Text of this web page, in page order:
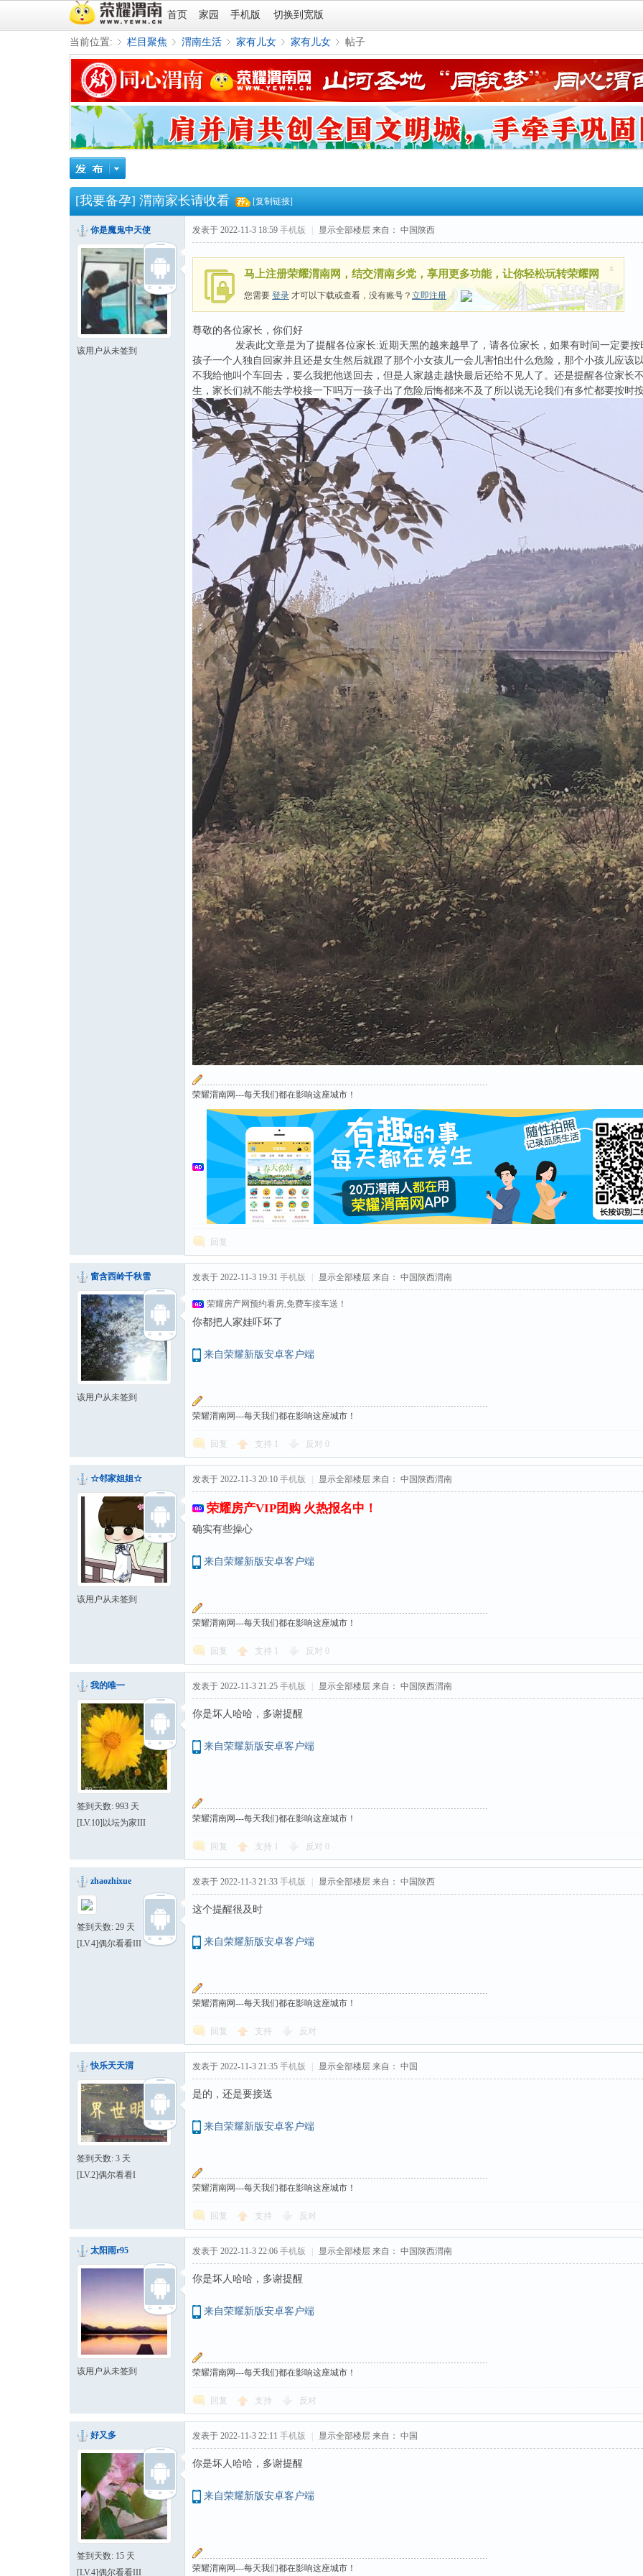
首页 家园 手机版 切换到宽版
当前位置:
»
栏目聚焦
›
渭南生活
›
家有儿女
›
家有儿女
›
帖子
[我要备孕] 渭南家长请收看 [复制链接]
你是魔鬼中天使
该用户从未签到
发表于 2022-11-3 18:59 手机版 显示全部楼层 来自： 中国陕西
马上注册荣耀渭南网，结交渭南乡党，享用更多功能，让你轻松玩转荣耀网
您需要 登录 才可以下载或查看，没有账号？ 立即注册 |
x
尊敬的各位家长，你们好
发表此文章是为了提醒各位家长:近期天黑的越来越早了，请各位家长，如果有时间一定要按
孩子一个人独自回家并且还是女生然后就跟了那个小女孩儿一会儿害怕出什么危险，那个小孩儿应该
不我给他叫个车回去，要么我把他送回去，但是人家越走越快最后还给不见人了。还是提醒各位家长
生，家长们就不能去学校接一下吗万一孩子出了危险后悔都来不及了所以说无论我们有多忙都要按时
荣耀渭南网---每天我们都在影响这座城市！
回复
窗含西岭千秋雪
该用户从未签到
发表于 2022-11-3 19:31 手机版 显示全部楼层 来自： 中国陕西渭南
荣耀房产网预约看房,免费车接车送！
你都把人家娃吓坏了
来自荣耀新版安卓客户端
荣耀渭南网---每天我们都在影响这座城市！
回复 支持 反对 0
☆邻家姐姐☆
该用户从未签到
发表于 2022-11-3 20:10 手机版 显示全部楼层 来自： 中国陕西渭南
荣耀房产VIP团购 火热报名中！
确实有些操心
来自荣耀新版安卓客户端
荣耀渭南网---每天我们都在影响这座城市！
回复 支持 反对 0
我的唯一
签到天数: 993 天
[LV.10]以坛为家III
发表于 2022-11-3 21:25 手机版 显示全部楼层 来自： 中国陕西渭南
你是坏人哈哈，多谢提醒
来自荣耀新版安卓客户端
荣耀渭南网---每天我们都在影响这座城市！
回复 支持 反对 0
zhaozhixue
签到天数: 29 天
[LV.4]偶尔看看III
发表于 2022-11-3 21:33 手机版 显示全部楼层 来自： 中国陕西
这个提醒很及时
来自荣耀新版安卓客户端
荣耀渭南网---每天我们都在影响这座城市！
回复 支持 反对
快乐天天渭
签到天数: 3 天
[LV.2]偶尔看看I
发表于 2022-11-3 21:35 手机版 显示全部楼层 来自： 中国
是的，还是要接送
来自荣耀新版安卓客户端
荣耀渭南网---每天我们都在影响这座城市！
回复 支持 反对
太阳雨r95
该用户从未签到
发表于 2022-11-3 22:06 手机版 显示全部楼层 来自： 中国陕西渭南
你是坏人哈哈，多谢提醒
来自荣耀新版安卓客户端
荣耀渭南网---每天我们都在影响这座城市！
回复 支持 反对
好又多
签到天数: 15 天
[LV.4]偶尔看看III
发表于 2022-11-3 22:11 手机版 显示全部楼层 来自： 中国
你是坏人哈哈，多谢提醒
来自荣耀新版安卓客户端
荣耀渭南网---每天我们都在影响这座城市！